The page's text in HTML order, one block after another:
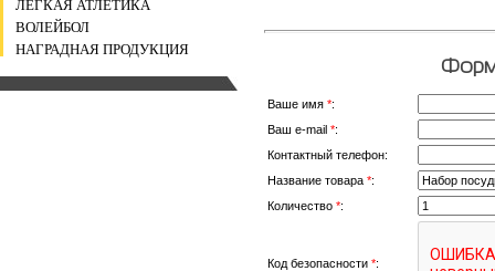
ЛЕГКАЯ АТЛЕТИКА
ВОЛЕЙБОЛ
НАГРАДНАЯ ПРОДУКЦИЯ
Ваше имя *:
Ваш e-mail *:
Контактный телефон:
Название товара *:
Количество *:
Код безопасности *: